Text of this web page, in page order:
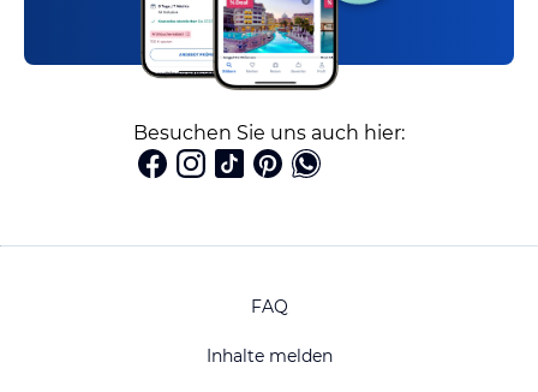
Besuchen Sie uns auch hier:
FAQ
Inhalte melden